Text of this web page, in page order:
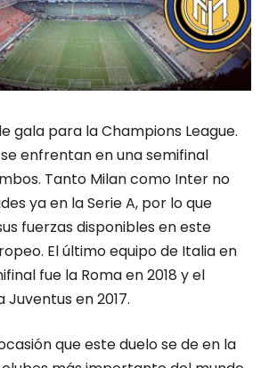
gala para la Champions League.
enfrentan en una semifinal
Tanto Milan como Inter no
ya en la Serie A, por lo que
fuerzas disponibles en este
El último equipo de Italia en
fue la Roma en 2018 y el
en 2017.
que este duelo se de en la